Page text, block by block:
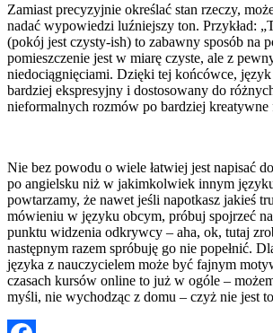
Zamiast precyzyjnie określać stan rzeczy,
nadać wypowiedzi luźniejszy ton. Przykład:
(pokój jest czysty-ish) to zabawny sposób na
pomieszczenie jest w miarę czyste, ale z
niedociągnięciami. Dzięki tej końcówce, język
bardziej ekspresyjny i dostosowany do
nieformalnych rozmów po bardziej
Nie bez powodu o wiele łatwiej jest napisać
po angielsku niż w jakimkolwiek innym
powtarzamy, że nawet jeśli napotkasz jakieś
mówieniu w języku obcym, próbuj spojrzeć
punktu widzenia odkrywcy – aha, ok, tutaj
następnym razem spróbuję go nie popełnić.
języka z nauczycielem może być fajnym
czasach kursów online to już w ogóle –
myśli, nie wychodząc z domu – czyż nie jest